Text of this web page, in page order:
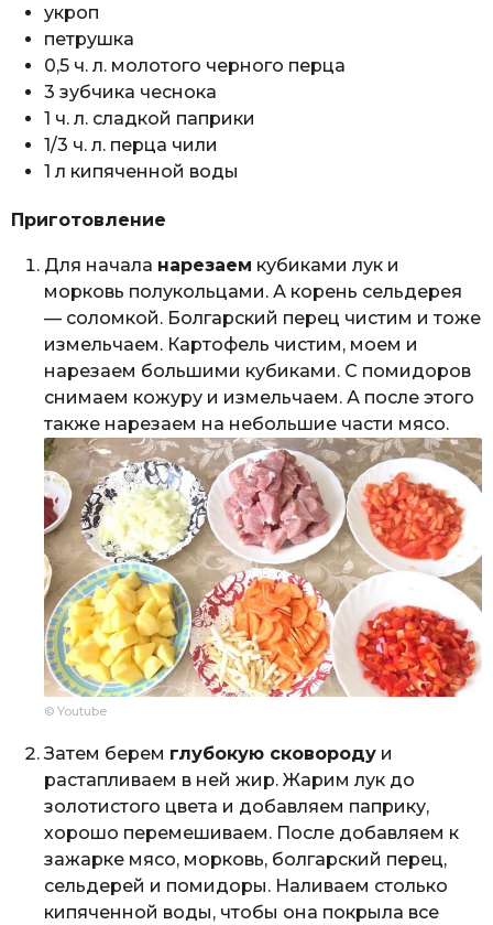
укроп
петрушка
0,5 ч. л. молотого черного перца
3 зубчика чеснока
1 ч. л. сладкой паприки
1/3 ч. л. перца чили
1 л кипяченной воды
Приготовление
Для начала нарезаем кубиками лук и
морковь полукольцами. А корень сельдерея
— соломкой. Болгарский перец чистим и тоже
измельчаем. Картофель чистим, моем и
нарезаем большими кубиками. С помидоров
снимаем кожуру и измельчаем. А после этого
также нарезаем на небольшие части мясо.
© Youtube
Затем берем глубокую сковороду и
растапливаем в ней жир. Жарим лук до
золотистого цвета и добавляем паприку,
хорошо перемешиваем. После добавляем к
зажарке мясо, морковь, болгарский перец,
сельдерей и помидоры. Наливаем столько
кипяченной воды, чтобы она покрыла все